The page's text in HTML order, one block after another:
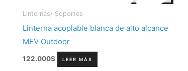
Linternas/ Soportes
Linterna acoplable blanca de alto alcance
MFV Outdoor
122.000$ LEER MÁS